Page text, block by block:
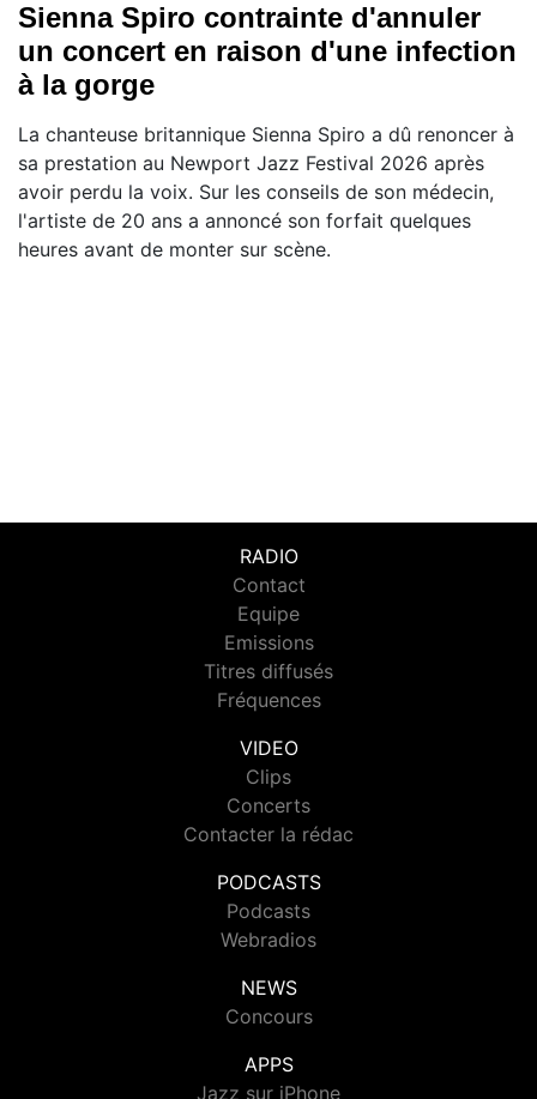
Sienna Spiro contrainte d'annuler
un concert en raison d'une infection
à la gorge
La chanteuse britannique Sienna Spiro a dû renoncer à
sa prestation au Newport Jazz Festival 2026 après
avoir perdu la voix. Sur les conseils de son médecin,
l'artiste de 20 ans a annoncé son forfait quelques
heures avant de monter sur scène.
RADIO
Contact
Equipe
Emissions
Titres diffusés
Fréquences
VIDEO
Clips
Concerts
Contacter la rédac
PODCASTS
Podcasts
Webradios
NEWS
Concours
APPS
Jazz sur iPhone